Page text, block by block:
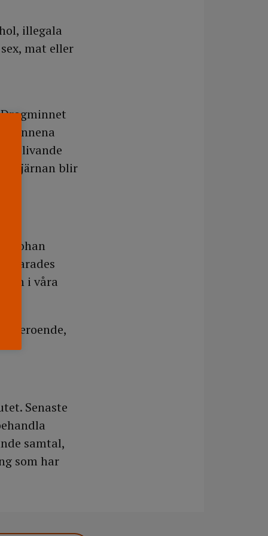
illegala
mat eller
minnena
blivande
hjärnan blir
Johan
i våra
Senaste
samtal,
som har